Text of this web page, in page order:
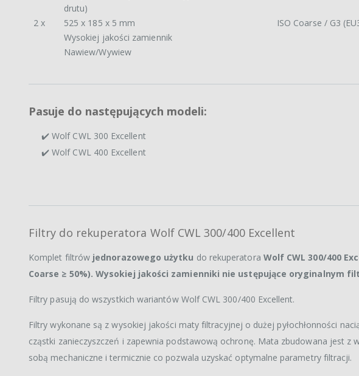
2 x
drutu)
525 x 185 x 5 mm
Wysokiej jakości zamiennik
Nawiew/Wywiew
ISO Coarse / G3
Pasuje do następujących modeli:
✔️ Wolf CWL 300 Excellent
✔️ Wolf CWL 400 Excellent
Filtry do rekuperatora Wolf CWL 300/400 Excellent
Komplet filtrów jednorazowego użytku do rekuperatora Wolf CWL 300/400
Coarse ≥ 50%). Wysokiej jakości zamienniki nie ustępujące oryginalnym
Filtry pasują do wszystkich wariantów Wolf CWL 300/400 Excellent.
Filtry wykonane są z wysokiej jakości maty filtracyjnej o dużej pyłochłonności
cząstki zanieczyszczeń i zapewnia podstawową ochronę. Mata zbudowana jest z
sobą mechaniczne i termicznie co pozwala uzyskać optymalne parametry filtracji.